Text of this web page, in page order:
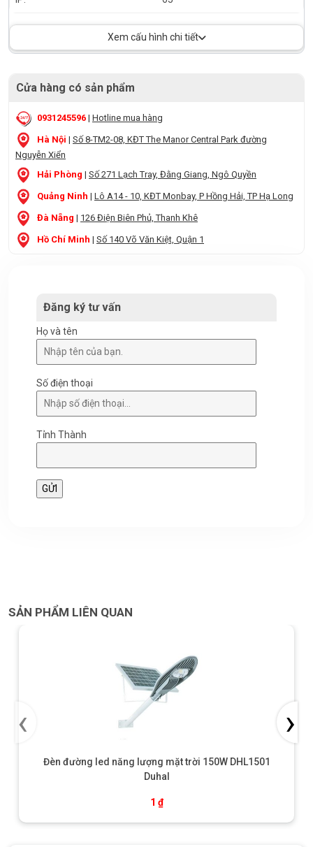
Xem cấu hình chi tiết
Cửa hàng có sản phẩm
0931245596 | Hotline mua hàng
Hà Nội | Số 8-TM2-08, KĐT The Manor Central Park đường
Nguyễn Xiển
Hải Phòng | Số 271 Lạch Tray, Đằng Giang, Ngô Quyền
Quảng Ninh | Lô A14 - 10, KĐT Monbay, P Hồng Hải, TP Hạ Long
Đà Nẵng | 126 Điện Biên Phủ, Thanh Khê
Hồ Chí Minh | Số 140 Võ Văn Kiệt, Quận 1
Đăng ký tư vấn
Họ và tên
Số điện thoại
Tỉnh Thành
SẢN PHẨM LIÊN QUAN
Đèn đường led năng lượng mặt trời 150W DHL1501
Duhal
1 ₫
‹ ›